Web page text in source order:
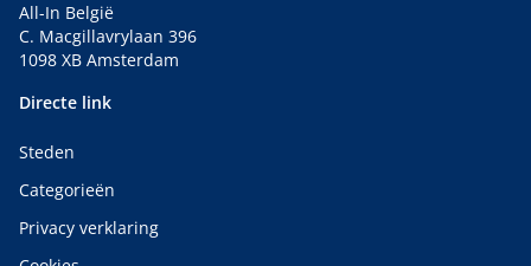
All-In België
C. Macgillavrylaan 396
1098 XB Amsterdam
Directe link
Steden
Categorieën
Privacy verklaring